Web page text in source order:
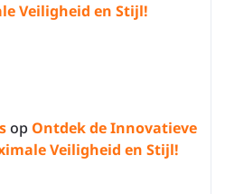
Veiligheid en Stijl!
op Ontdek de Innovatieve
Veiligheid en Stijl!